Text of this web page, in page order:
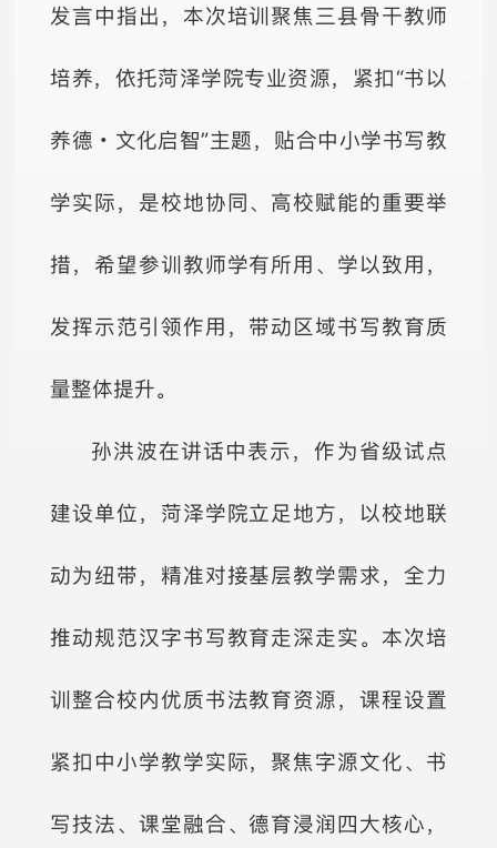
发言中指出，本次培训聚焦三县骨干教师
培养，依托菏泽学院专业资源，紧扣“书以
养德・文化启智”主题，贴合中小学书写教
学实际，是校地协同、高校赋能的重要举
措，希望参训教师学有所用、学以致用，
发挥示范引领作用，带动区域书写教育质
量整体提升。
孙洪波在讲话中表示，作为省级试点
建设单位，菏泽学院立足地方，以校地联
动为纽带，精准对接基层教学需求，全力
推动规范汉字书写教育走深走实。本次培
训整合校内优质书法教育资源，课程设置
紧扣中小学教学实际，聚焦字源文化、书
写技法、课堂融合、德育浸润四大核心，